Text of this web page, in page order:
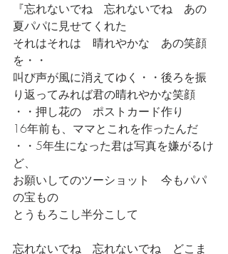
『忘れないでね　忘れないでね　あの
夏パパに見せてくれた
それはそれは　晴れやかな　あの笑顔
を・・
叫び声が風に消えてゆく・・後ろを振
り返ってみれば君の晴れやかな笑顔
・・押し花の　ポストカード作り
16年前も、ママとこれを作ったんだ
・・5年生になった君は写真を嫌がるけ
ど、
お願いしてのツーショット　今もパパ
の宝もの
とうもろこし半分こして
忘れないでね　忘れないでね　どこま